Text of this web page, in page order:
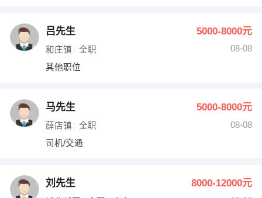
吕先生 5000-8000元
和庄镇 全职
08-08
其他职位
马先生 5000-8000元
薛店镇 全职
08-08
司机/交通
刘先生 8000-12000元